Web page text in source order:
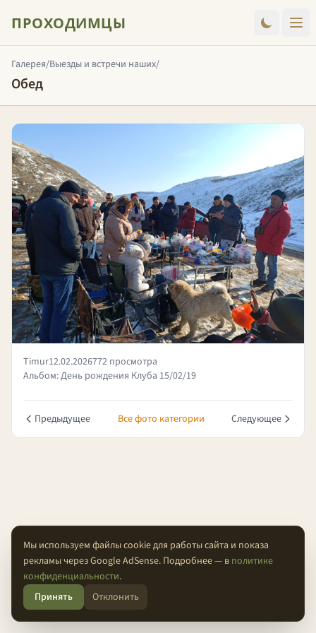
ПРОХОДИМЦЫ
Галерея/Выезды и встречи наших/
Обед
Timur12.02.2026772 просмотра
Альбом: День рождения Клуба 15/02/19
Предыдущее Все фото категории Следующее
О проектеКонфиденциальность
© 2026 Проходимцы — Там, где кончается асфальт.
Мы используем файлы cookie для работы сайта и показа
рекламы через Google AdSense. Подробнее — в политике
конфиденциальности.
Принять
Отклонить